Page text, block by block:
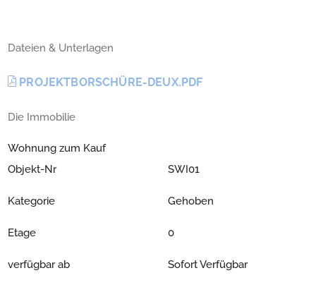
Dateien & Unterlagen
PROJEKTBORSCHÜRE-DEUX.PDF
Die Immobilie
Wohnung zum Kauf
Objekt-Nr
SWI01
Kategorie Gehoben
Etage 0
verfügbar ab Sofort Verfügbar